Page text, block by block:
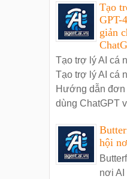
Tạo
GPT-
giản
Tạo trợ lý AI cá
Tạo trợ lý AI cá
Hướng dẫn
dùng ChatGPT
hội
nơi AI